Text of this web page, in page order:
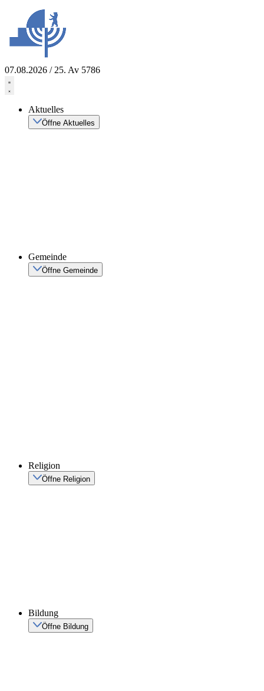
springen
07.08.2026 / 25. Av 5786
Aktuelles
Öffne Aktuelles
Gemeinde
Öffne Gemeinde
Religion
Öffne Religion
Bildung
Öffne Bildung